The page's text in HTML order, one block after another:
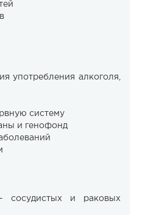
употребления алкоголя,
систему
и генофонд
сосудистых и раковых